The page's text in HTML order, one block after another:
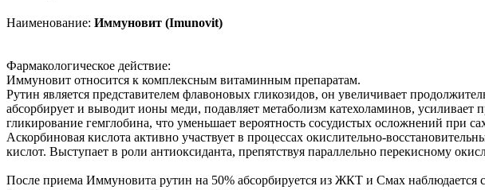
Наименование: Иммуновит (Imunovit)
Фармакологическое действие:
Иммуновит относится к комплексным витаминным препаратам.
Рутин является представителем флавоновых гликозидов, он увеличивает
абсорбирует и выводит ионы меди, подавляет метаболизм катехоламинов,
гликирование гемглобина, что уменьшает вероятность сосудистых осложнений при
Аскорбиновая кислота активно участвует в процессах окислительно-
кислот. Выступает в роли антиоксиданта, препятствуя параллельно перекисному
После приема Иммуновита рутин на 50% абсорбируется из ЖКТ и Смах наблюдается